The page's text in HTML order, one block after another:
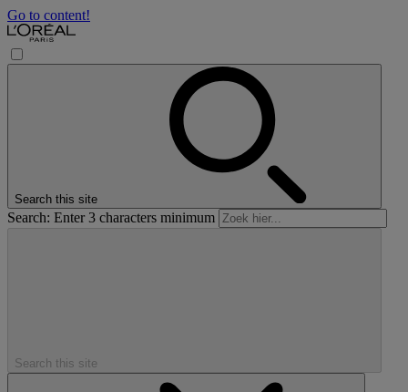
Go to content!
Search this site
Search: Enter 3 characters minimum
Search this site